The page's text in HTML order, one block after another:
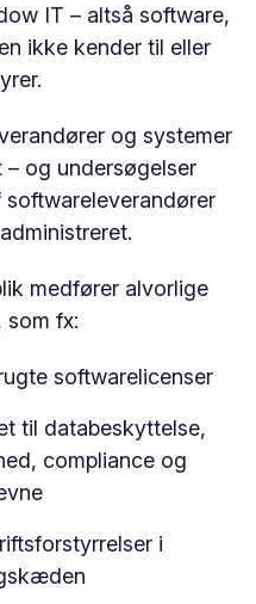
IT – altså software,
ikke kender til eller
og systemer
og undersøgelser
medfører alvorlige
som fx:
softwarelicenser
til databeskyttelse,
compliance og
i